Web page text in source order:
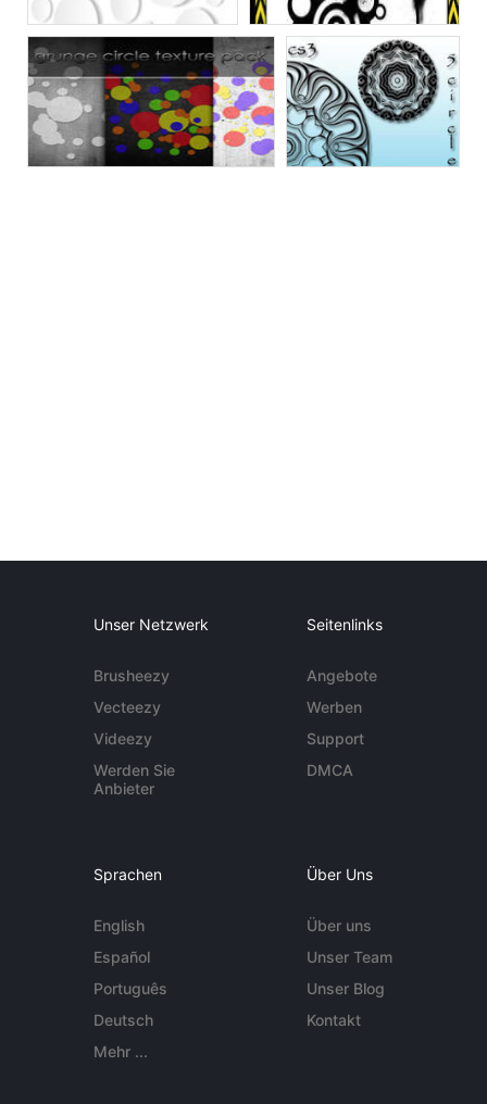
Unser Netzwerk
Brusheezy
Vecteezy
Videezy
Werden Sie
Anbieter
Seitenlinks
Angebote
Werben
Support
DMCA
Sprachen
English
Español
Português
Deutsch
Mehr ...
Über Uns
Über uns
Unser Team
Unser Blog
Kontakt